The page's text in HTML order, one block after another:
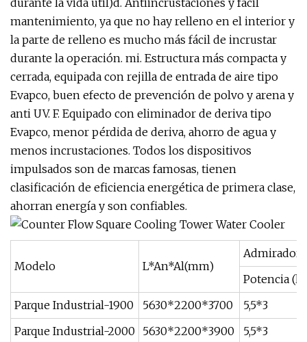
durante la vida útil)d. Antiincrustaciones y fácil
mantenimiento, ya que no hay relleno en el interior y
la parte de relleno es mucho más fácil de incrustar
durante la operación. mi. Estructura más compacta y
cerrada, equipada con rejilla de entrada de aire tipo
Evapco, buen efecto de prevención de polvo y arena y
anti UV. F. Equipado con eliminador de deriva tipo
Evapco, menor pérdida de deriva, ahorro de agua y
menos incrustaciones. Todos los dispositivos
impulsados ​​son de marcas famosas, tienen
clasificación de eficiencia energética de primera clase,
ahorran energía y son confiables.
Modelo L*An*Al(mm)
Admirador
Potencia
Parque Industrial-1900
5630*2200*3700
5,5*3
Parque Industrial-2000
5630*2200*3900
5,5*3